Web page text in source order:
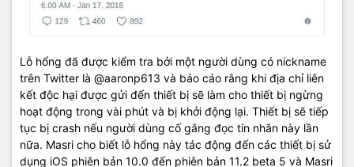
Lỗ hổng đã được kiểm tra bởi một người dùng có nickname
trên Twitter là @aaronp613 và báo cáo rằng khi địa chỉ liên
kết độc hại được gửi đến thiết bị sẽ làm cho thiết bị ngừng
hoạt động trong vài phút và bị khởi động lại. Thiết bị sẽ tiếp
tục bị crash nếu người dùng cố gắng đọc tin nhắn này lần
nữa. Masri cho biết lỗ hổng này tác động đến các thiết bị sử
dụng iOS phiên bản 10.0 đến phiên bản 11.2 beta 5 và Masri